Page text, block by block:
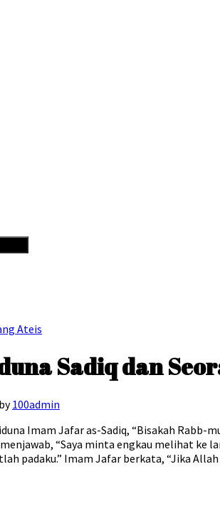
Ateis
Sadiq dan
by100admin
Imam Jafar as-Sadiq, “Bisakah
“Saya minta engkau melihat ke
padaku.” Imam Jafar berkata, “Jika